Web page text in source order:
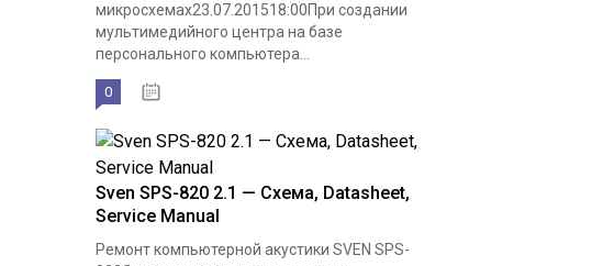
микросхемах23.07.201518:00При создании
мультимедийного центра на базе
персонального компьютера...
0
Sven SPS-820 2.1 — Схема, Datasheet,
Service Manual
Ремонт компьютерной акустики SVEN SPS-